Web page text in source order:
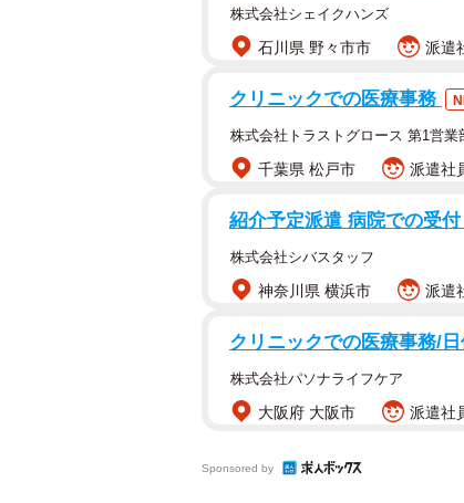
の危険性を考え、エンジンを止
▽Bさん：毛布と使い捨てカイロ
▽Cさん：冬山用の寝袋
▽Dさん：エマージェントシー
外気温がマイナス10.2度の中、
上下がり、2時間45分経った頃
度は1.8度。次にギブアップし
使い捨てカイロを持っていたB
を経過することができました。
株式会社シェイクハンズ
石川県 野々市市 派遣
クリニックでの医療事務
株式会社トラストグロース 第1営業
千葉県 松戸市 派遣社
紹介予定派遣 病院での受
株式会社シバスタッフ
神奈川県 横浜市 派遣
クリニックでの医療事務/
株式会社パソナライフケア
大阪府 大阪市 派遣社
Sponsored by